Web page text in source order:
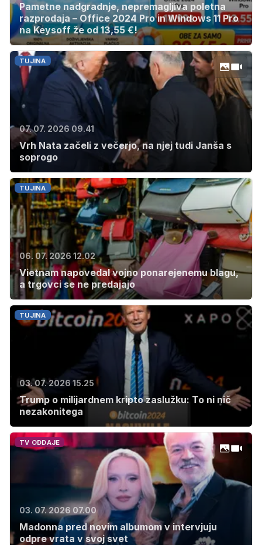
Pametne nadgradnje, nepremagljiva poletna
razprodaja – Office 2024 Pro in Windows 11 Pro
na Keysoff že od 13,55 €!
TUJINA
07. 07. 2026 09.41
Vrh Nata začeli z večerjo, na njej tudi Janša s
soprogo
TUJINA
06. 07. 2026 12.02
Vietnam napovedal vojno ponarejenemu blagu,
a trgovci se ne predajajo
TUJINA
03. 07. 2026 15.25
Trump o milijardnem kripto zaslužku: To ni nič
nezakonitega
TV ODDAJE
03. 07. 2026 07.00
Madonna pred novim albumom v intervjuju
odpre vrata v svoj svet